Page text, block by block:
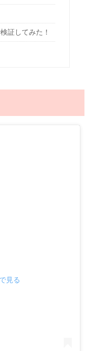
証してみた！
見る